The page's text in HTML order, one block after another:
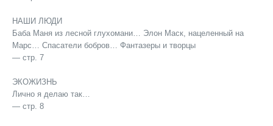
НАШИ ЛЮДИ
Баба Маня из лесной глухомани… Элон Маск, нацеленный на
Марс… Спасатели бобров… Фантазеры и творцы
— стр. 7
ЭКОЖИЗНЬ
Лично я делаю так…
— стр. 8